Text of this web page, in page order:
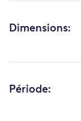
Dimensions:
Période: